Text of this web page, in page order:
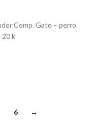
Comp. Gato – perro
20 k
6 →